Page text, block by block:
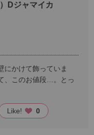
Dジャマイカ
にかけて飾っていま
、このお値段…。とっ
Like! 0